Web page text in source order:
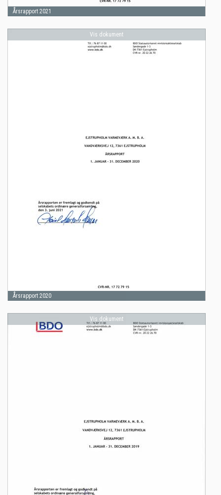
Årsrapport 2021
Vis dokument
Årsrapport 2020
Vis dokument